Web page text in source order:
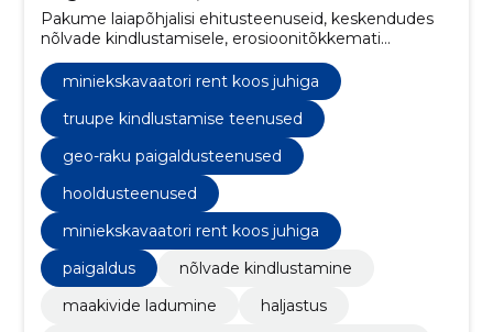
Pakume laiapõhjalisi ehitusteenuseid, keskendudes
nõlvade kindlustamisele, erosioonitõkkemati
paigaldamisele, geokärje paigaldamisele,
truubiotsakute kindlustamisele ja haljastusele.
miniekskavaatori rent koos juhiga
truupe kindlustamise teenused
geo-raku paigaldusteenused
hooldusteenused
miniekskavaatori rent koos juhiga
paigaldus
nõlvade kindlustamine
maakivide ladumine
haljastus